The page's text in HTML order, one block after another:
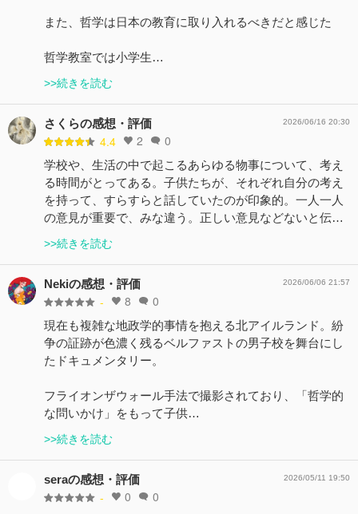
また、哲学は日本の教育に取り入れるべきだと感じた
哲学教室では小学生…
>>続きを読む
さくらの感想・評価
4.4 2 0
2026/06/16 20:30
学校や、生活の中で起こるあらゆる物事について、考え
る時間がとってある。子供たちが、それぞれ自分の考え
を持って、すらすらと話していたのが印象的。一人一人
の意見が重要で、みな違う。正しい意見などないと伝…
>>続きを読む
Nekiの感想・評価
- 8 0
2026/06/06 21:57
現在も複雑な地政学的事情を抱える北アイルランド。紛
争の証跡が色濃く残るベルファストの男子校を舞台にし
たドキュメンタリー。
フライオンザウォール手法で撮影されており、「哲学的
な問いかけ」をもって子供…
>>続きを読む
seraの感想・評価
- 0 0
2026/05/11 19:50